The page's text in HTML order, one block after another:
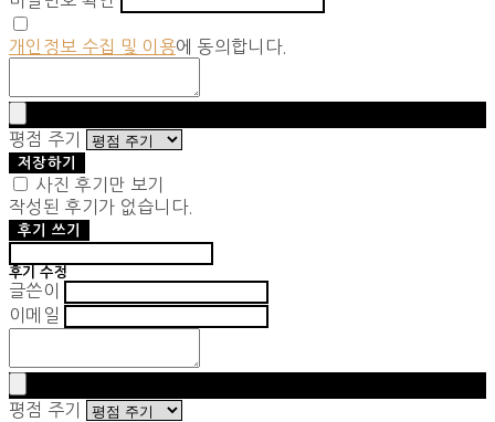
개인정보 수집 및 이용에 동의합니다.
평점 주기
저장하기
사진 후기만 보기
작성된 후기가 없습니다.
후기 쓰기
후기 수정
글쓴이
이메일
평점 주기